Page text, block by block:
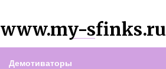
www.my-sfinks.ru
Демотиваторы